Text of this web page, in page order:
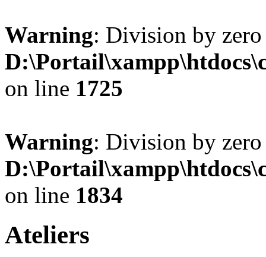
Warning: Division by
on line 1725
Warning: Division by
on line 1834
Ateliers